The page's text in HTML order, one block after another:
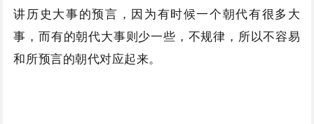
讲历史大事的预言，因为有时候一个朝代有很多大
事，而有的朝代大事则少一些，不规律，所以不容易
和所预言的朝代对应起来。